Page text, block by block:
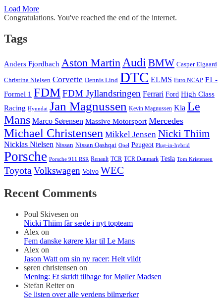
Load More
Congratulations. You've reached the end of the internet.
Tags
Anders Fjordbach Aston Martin Audi BMW Casper Elgaard
Christina Nielsen Corvette Dennis Lind DTC ELMS Euro NCAP F1 -
Formel 1 FDMFDM Jyllandsringen Ferrari Ford High Class
Racing Hyundai Jan Magnussen Kevin Magnussen Kia Le
Mans Marco Sørensen Massive Motorsport Mercedes
Michael Christensen Mikkel Jensen Nicki Thiim
Nicklas Nielsen Nissan Nissan Qashqai Opel Peugeot Plug-in-hybrid
Porsche Porsche 911 RSR Renault TCR TCR Danmark Tesla Tom Kristensen
Toyota Volkswagen Volvo WEC
Recent Comments
Poul Skivesen on
Nicki Thiim får sæde i nyt topteam
Alex on
Fem danske kørere klar til Le Mans
Alex on
Jason Watt om sin ny racer: Helt vildt
søren christensen on
Mening: Et skridt tilbage for Møller Madsen
Stefan Reiteron
Se listen over alle verdens bilmærker